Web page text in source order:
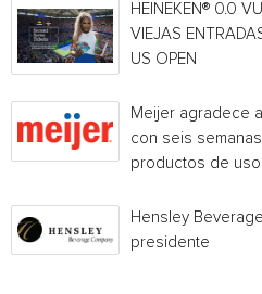
HEINEKEN® 0.0
VIEJAS
US OPEN
Meijer agradece
con seis
productos de
Hensley
presidente